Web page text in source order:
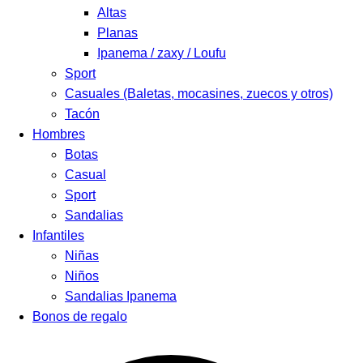
Altas
Planas
Ipanema / zaxy / Loufu
Sport
Casuales (Baletas, mocasines, zuecos y otros)
Tacón
Hombres
Botas
Casual
Sport
Sandalias
Infantiles
Niñas
Niños
Sandalias Ipanema
Bonos de regalo